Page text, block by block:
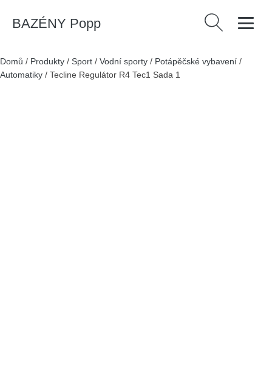
BAZÉNY Popp Vyhledávání
Domů / Produkty / Sport / Vodní sporty / Potápěčské vybavení /
Automatiky / Tecline Regulátor R4 Tec1 Sada 1